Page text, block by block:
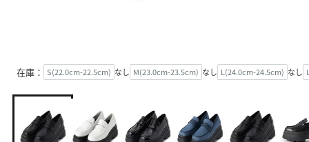
在庫： S(22.0cm-22.5cm) なし M(23.0cm-23.5cm) なし L(24.0cm-24.5cm) なし